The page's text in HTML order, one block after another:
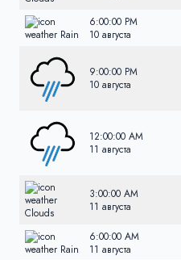
6:00:00 PM
10 августа
9:00:00 PM
10 августа
12:00:00 AM
11 августа
3:00:00 AM
11 августа
6:00:00 AM
11 августа